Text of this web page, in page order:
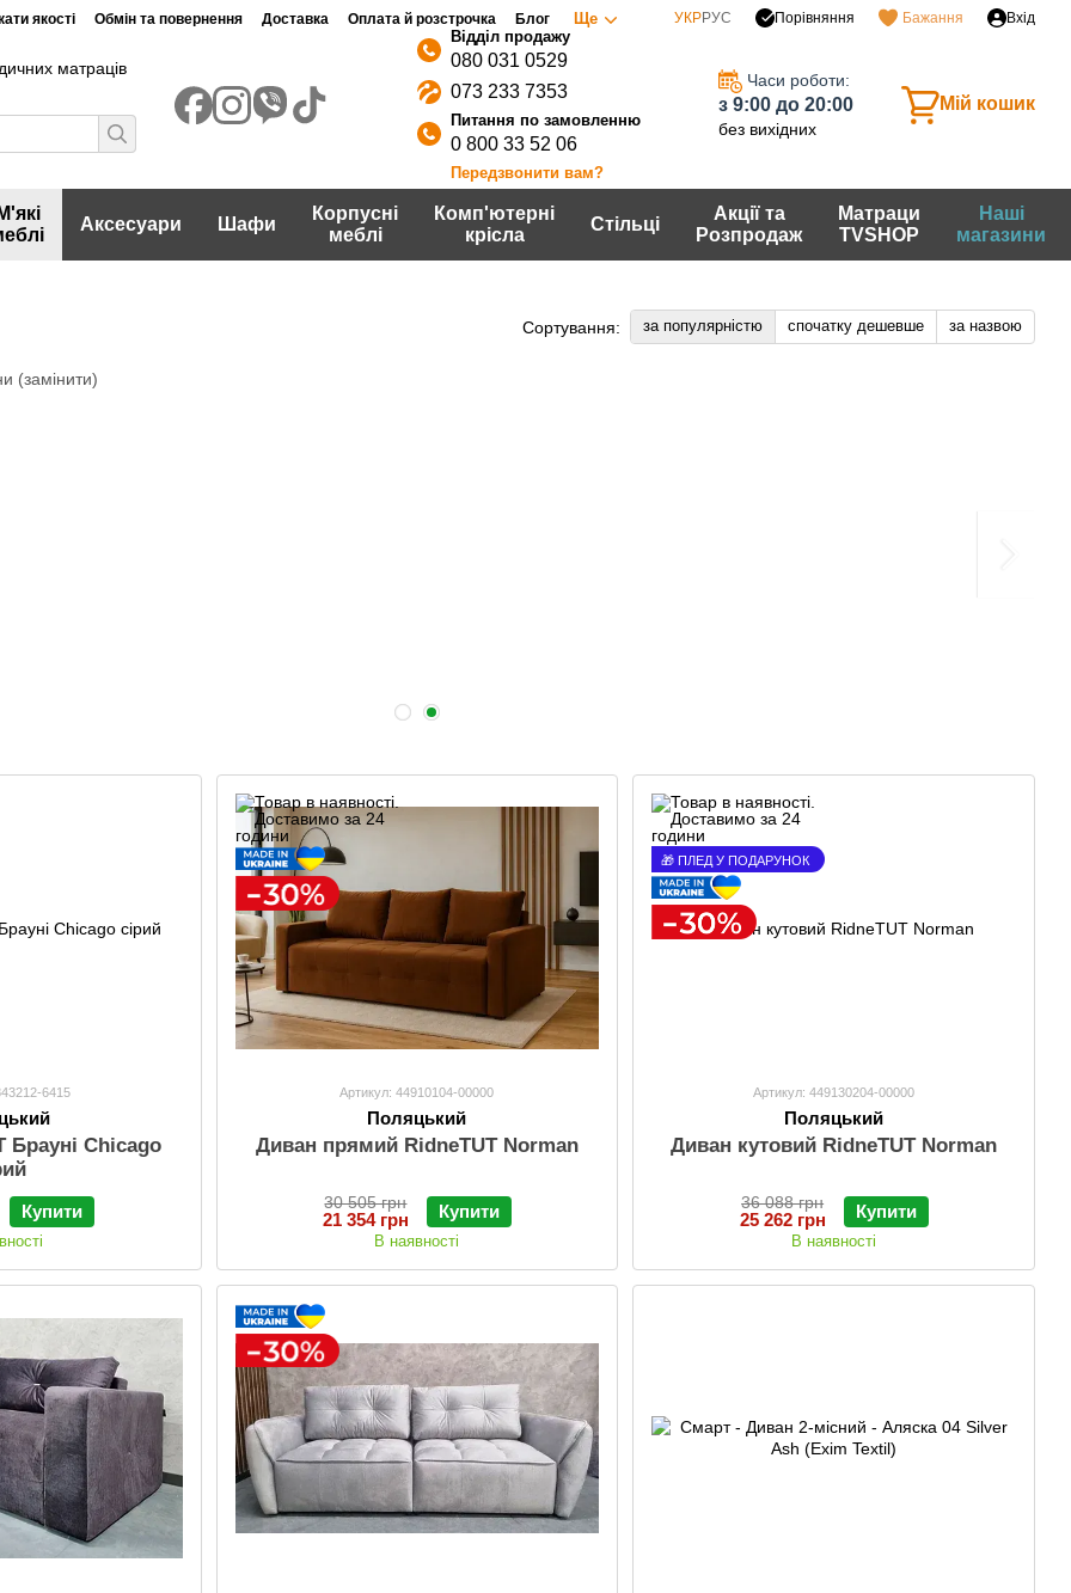
якості Обмін та повернення Доставка Оплата й розстрочка Блог Ще УКРРУС Порівняння Бажання Вхід
матраців
080 031 0529
073 233 7353
0 800 33 52 06
Передзвонити вам?
Часи роботи:
з 9:00 до 20:00
без вихідних
Мій кошик
М'які
Аксесуари Шафи
Корпусні
меблі
Комп'ютерні
крісла
Стільці
Акції та
Розпродаж
Матраци
TVSHOP
Наші
магазини
Сортування: за популярністю спочатку дешевше за назвою
6415
Брауні Chicago
Купити
Артикул: 44910104-00000
Поляцький
Диван прямий RidneTUT Norman
30 505 грн
21 354 грн Купити
В наявності
🎁 ПЛЕД У ПОДАРУНОК
Артикул: 449130204-00000
Поляцький
Диван кутовий RidneTUT Norman
36 088 грн
25 262 грн Купити
В наявності